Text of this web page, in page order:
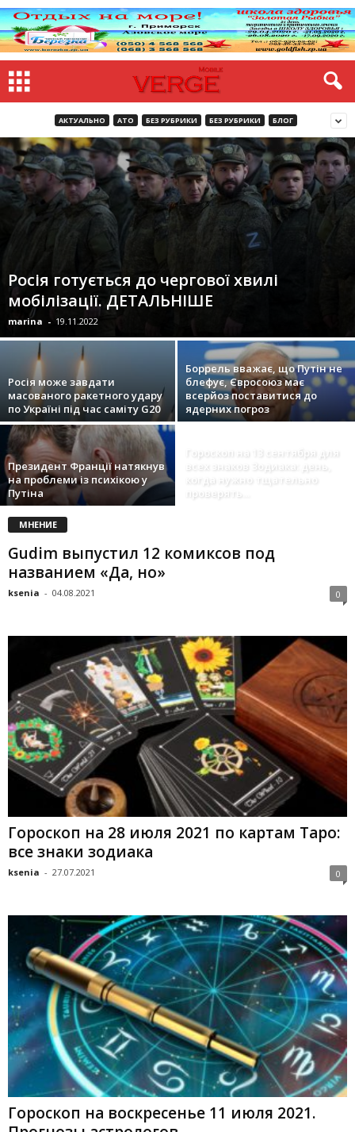
АКТУАЛЬНО АТО БЕЗ РУБРИКИ БЕЗ РУБРИКИ БЛОГ
Росія готується до чергової хвилі
мобілізації. ДЕТАЛЬНІШЕ
marina - 19.11.2022
Росія може завдати
масованого ракетного удару
по Україні під час саміту G20
Боррель вважає, що Путін не
блефує, Євросоюз має
всерйоз поставитися до
ядерних погроз
Президент Франції натякнув
на проблеми із психікою у
Путіна
Гороскоп на 13 сентября для
всех знаков Зодиака: день,
когда нужно тщательно
проверять...
МНЕНИЕ
Gudim выпустил 12 комиксов под
названием «Да, но»
ksenia - 04.08.2021 0
Гороскоп на 28 июля 2021 по картам Таро:
все знаки зодиака
ksenia - 27.07.2021 0
Гороскоп на воскресенье 11 июля 2021.